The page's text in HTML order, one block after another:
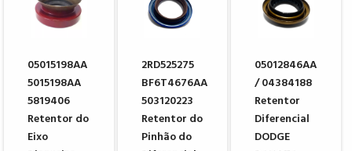
05015198AA
5015198AA
5819406
Retentor do
Eixo
2RD525275
BF6T4676AA
503120223
Retentor do
Pinhão do
05012846AA
/ 04384188
Retentor
Diferencial
DODGE